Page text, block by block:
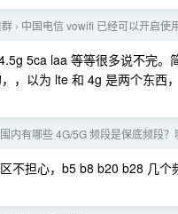
› 中国电信 vowifi 已经可以开启使
5ca laa 等等很多说不完
，以为 lte 和 4g 是两个东西
内有哪些 4G/5G 频段是保底频段？
不担心，b5 b8 b20 b28 几